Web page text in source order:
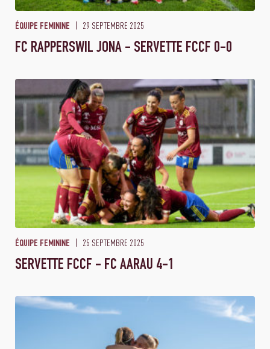
ÉQUIPE FEMININE 29 SEPTEMBRE 2025
FC RAPPERSWIL JONA - SERVETTE FCCF 0-0
ÉQUIPE FEMININE 25 SEPTEMBRE 2025
SERVETTE FCCF - FC AARAU 4-1